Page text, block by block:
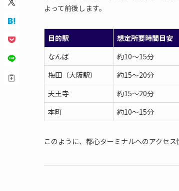
よって前後します。
目的駅 想定所要時間目安
なんば
約10〜15分
梅田（大阪駅）
約15〜20分
天王寺
約15〜20分
本町
約10〜15分
このように、都心ターミナルへのアクセ